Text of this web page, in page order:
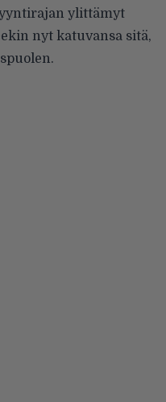
ylittämyt
nyt katuvansa sitä,